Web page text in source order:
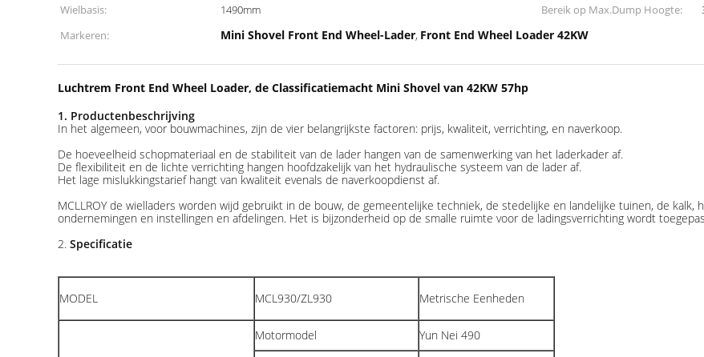
heffen:
Wielbasis:
1490mm Bereik op Max.Dump Hoogte:
Markeren:
Mini Shovel Front End Wheel-Lader, Front End Wheel Loader 42KW
Luchtrem Front End Wheel Loader, de Classificatiemacht Mini Shovel van 42KW 57hp
1. Productenbeschrijving
In het algemeen, voor bouwmachines, zijn de vier belangrijkste factoren: prijs, kwaliteit, verrichting, en naverkoop.
De hoeveelheid schopmateriaal en de stabiliteit van de lader hangen van de samenwerking van het laderkader af.
De flexibiliteit en de lichte verrichting hangen hoofdzakelijk van het hydraulische systeem van de lader af.
Het lage mislukkingstarief hangt van kwaliteit evenals de naverkoopdienst af.
MCLLROY de wielladers worden wijd gebruikt in de bouw, de gemeentelijke techniek, de stedelijke en landelijke tuinen, de
ondernemingen en instellingen en afdelingen. Het is bijzonderheid op de smalle ruimte voor de ladingsverrichting wordt
2. Specificatie
MODEL MCL930/ZL930 Metrische Eenheden
Motormodel
Yun Nei 490